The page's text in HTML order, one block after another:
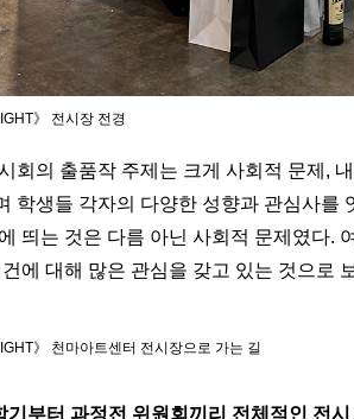
》 전시장 전경
회의 출품작 주제는 크게 사회적 문제,
학생들 각자의 다양한 성향과 관심사를
띄는 것은 다름 아닌 사회적 문제였다.
에 대해 많은 관심을 갖고 있는 것으로
》 천마아트센터 전시장으로 가는 길
기부터 과정전 위원회끼리 전체적인 전